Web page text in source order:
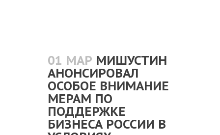
01 МАР МИШУСТИН
АНОНСИРОВАЛ
ОСОБОЕ ВНИМАНИЕ
МЕРАМ ПО
ПОДДЕРЖКЕ
БИЗНЕСА РОССИИ В